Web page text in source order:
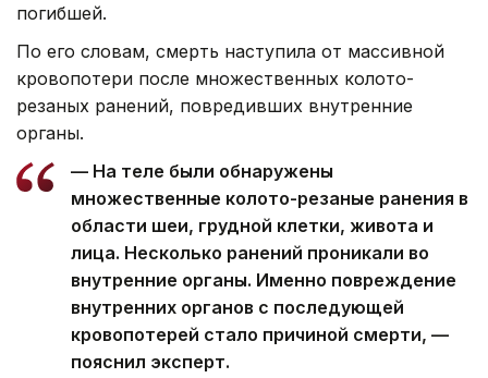
погибшей.
По его словам, смерть наступила от массивной
кровопотери после множественных колото-
резаных ранений, повредивших внутренние
органы.
— На теле были обнаружены
множественные колото-резаные ранения в
области шеи, грудной клетки, живота и
лица. Несколько ранений проникали во
внутренние органы. Именно повреждение
внутренних органов с последующей
кровопотерей стало причиной смерти, —
пояснил эксперт.